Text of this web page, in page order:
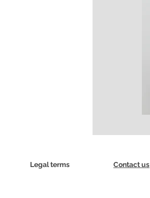
Legal terms Contact us